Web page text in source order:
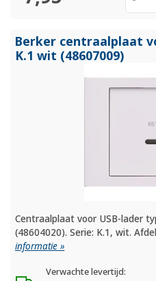
Berker centraalplaat
K.1 wit (48607009)
Centraalplaat voor USB-lader
(48604020). Serie: K.1, wit.
informatie »
Verwachte levertijd: